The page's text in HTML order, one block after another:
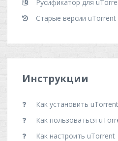
Русификатор для
Старые версии uTorrent
Инструкции
Как установить uTorrent
Как пользоваться
Как настроить uTorrent